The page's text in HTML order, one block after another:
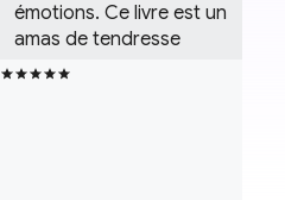
émotions. Ce livre est un
amas de tendresse